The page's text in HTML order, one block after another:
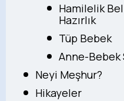
Hamilelik
Hazırlık
Tüp Bebek
Anne-Bebek
Neyi Meşhur?
Hikayeler